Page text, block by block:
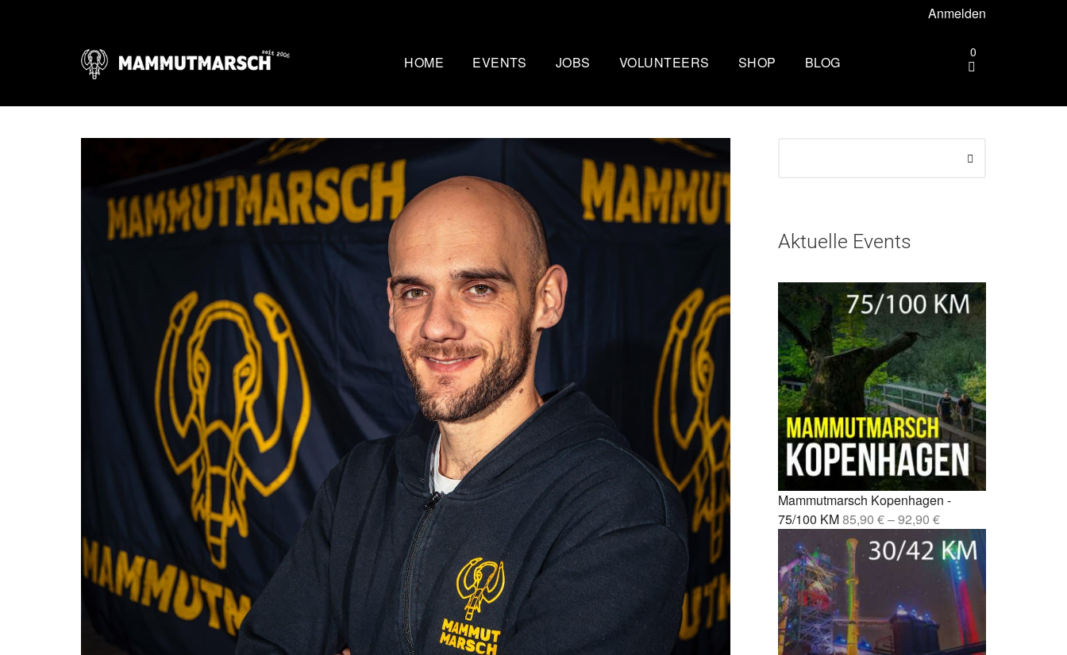
Anmelden
0
HOME EVENTS
– 75/100 KM
30/42 KM
Mammutmarsch Bremen –
30/55 KM
Mammutmarsch Stuttgart –
30/42/60 KM
Mammutmarsch Hannover –
30/42/55 KM
Mammutmarsch Aarhus –
Mammutmarsch Dortmund –
30/42/55 KM
Mammutmarsch München –
30/50 KM
Mammutmarsch Berlin –
30/42/55 KM
Mammutmarsch Málaga –
30/50 KM
Mammutmarsch Barcelona –
30/50 KM
Mammutmarsch Valencia –
30/50 KM
Mammutmarsch Madrid –
30/50/100 KM
Mammutmarsch Leipzig –
30/42/55 KM
Mammutmarsch München /
Starnberger See – 42/55 KM
Mammutmarsch Mannheim –
30/42/60 KM
Mammutmarsch Hamburg –
30/50 KM
Mammutmarsch Wien – 30/50
KM
Mammutmarsch Ruhrgebiet –
Mammutmarsch Kopenhagen
– 30/42/55 KM
Mammutmarsch Bilbao –
30/50 KM
JOBS VOLUNTEERS SHOP BLOG
Wim Hof Kältetraining: So frierst
du sicher
Fernwanderweg Deutschland: 7
Routen, Tipps und ehrliche
Empfehlungen
Vom Party-Leben zu 3.000
Mammutmarsch-Kilometern
Kompressionssocken beim
Wandern: Was sie wirklich
Wie wirkt sich Stress auf den
Körper aus? Was wirklich
passiert
Mönchengladbach wandern: 5
Touren zwischen Niers, Wald
und Schlössern
Aktuelle Events
Mammutmarsch Kopenhagen -
75/100 KM85,90 €–92,90 €